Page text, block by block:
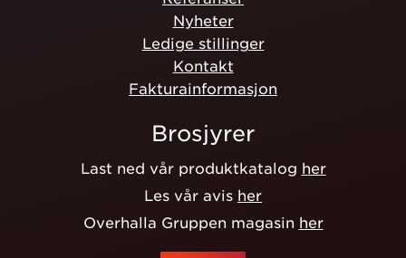
Nyheter
Ledige stillinger
Kontakt
Fakturainformasjon
Brosjyrer
Last ned vår produktkatalog her
Les vår avis her
Overhalla Gruppen magasin her